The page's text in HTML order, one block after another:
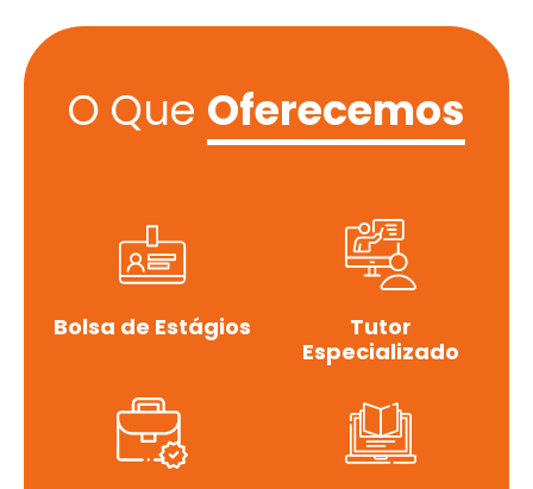
O Que Oferecemos
Bolsa de Estágios
Tutor
Especializado